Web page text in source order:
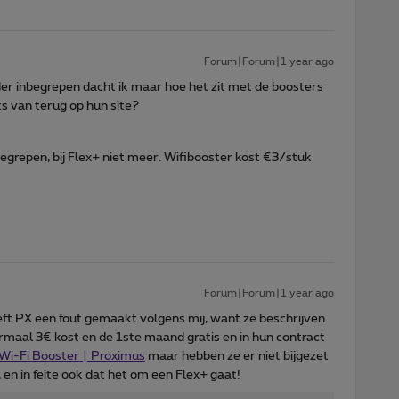
Forum|Forum|1 year ago
inbegrepen dacht ik maar hoe het zit met de boosters
van terug op hun site?
bij Flex+ niet meer. Wifibooster kost €3/stuk
Forum|Forum|1 year ago
PX een fout gemaakt volgens mij, want ze beschrijven
3€ kost en de 1ste maand gratis en in hun contract
Fi Booster | Proximus maar hebben ze er niet bijgezet
in feite ook dat het om een Flex+ gaat!